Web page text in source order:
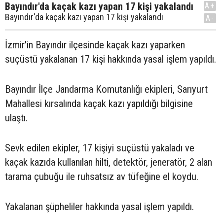
Bayındır'da kaçak kazı yapan 17 kişi yakalandı
Bayındır'da kaçak kazı yapan 17 kişi yakalandı
A+
A-
İzmir'in Bayındır ilçesinde kaçak kazı yaparken
suçüstü yakalanan 17 kişi hakkında yasal işlem yapıldı.
Bayındır İlçe Jandarma Komutanlığı ekipleri, Sarıyurt
Mahallesi kırsalında kaçak kazı yapıldığı bilgisine
ulaştı.
Sevk edilen ekipler, 17 kişiyi suçüstü yakaladı ve
kaçak kazıda kullanılan hilti, detektör, jeneratör, 2 alan
tarama çubuğu ile ruhsatsız av tüfeğine el koydu.
Yakalanan şüpheliler hakkında yasal işlem yapıldı.